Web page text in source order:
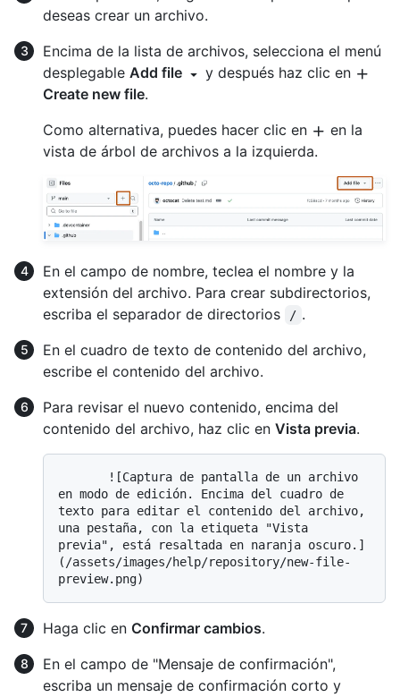
deseas crear un archivo.
Encima de la lista de archivos, selecciona el menú
desplegable Add file
y después haz clic en
Create new file.
Como alternativa, puedes hacer clic en
en la
vista de árbol de archivos a la izquierda.
En el campo de nombre, teclea el nombre y la
extensión del archivo. Para crear subdirectorios,
escriba el separador de directorios
/ .
En el cuadro de texto de contenido del archivo,
escribe el contenido del archivo.
Para revisar el nuevo contenido, encima del
contenido del archivo, haz clic en Vista previa.
en modo de edición. Encima del cuadro de
texto para editar el contenido del archivo,
una pestaña, con la etiqueta "Vista
previa", está resaltada en naranja oscuro.]
(/assets/images/help/repository/new-file-
Haga clic en Confirmar cambios.
En el campo de "Mensaje de confirmación",
escriba un mensaje de confirmación corto y